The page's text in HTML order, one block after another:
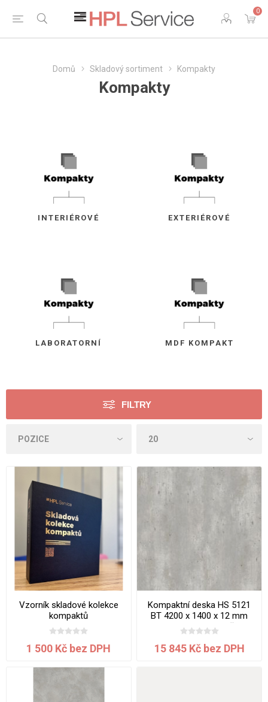
0
Domů Skladový sortiment Kompakty
Kompakty
INTERIÉROVÉ EXTERIÉROVÉ
LABORATORNÍ MDF KOMPAKT
FILTRY
Vzorník skladové kolekce
kompaktů
1 500 Kč bez DPH
Kompaktní deska HS 5121
BT 4200 x 1400 x 12 mm
Beton Portland jádro černé
15 845 Kč bez DPH